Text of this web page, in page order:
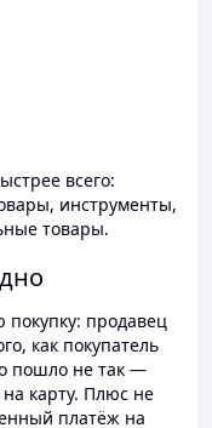
всего:
инструменты,
товары.
продавец
как покупатель
пошло не так —
карту. Плюс не
платёж на